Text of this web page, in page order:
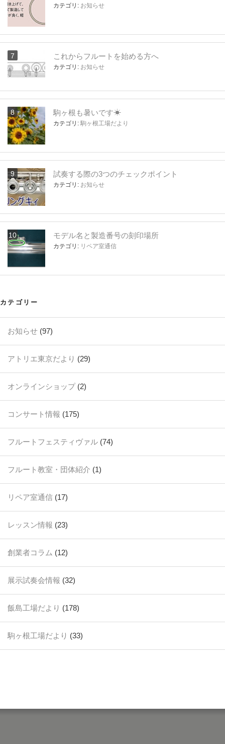
カテゴリ: お知らせ
これからフルートを始める方へ
カテゴリ: お知らせ
駒ヶ根も暑いです☀
カテゴリ: 駒ヶ根工場だより
試奏する際の3つのチェックポイント
カテゴリ: お知らせ
モデル名と製造番号の刻印場所
カテゴリ: リペア室通信
カテゴリー
お知らせ (97)
アトリエ東京だより (29)
オンラインショップ(2)
コンサート情報 (175)
フルートフェスティヴァル (74)
フルート教室・団体紹介 (1)
リペア室通信 (17)
レッスン情報 (23)
創業者コラム (12)
展示試奏会情報 (32)
飯島工場だより (178)
駒ヶ根工場だより (33)